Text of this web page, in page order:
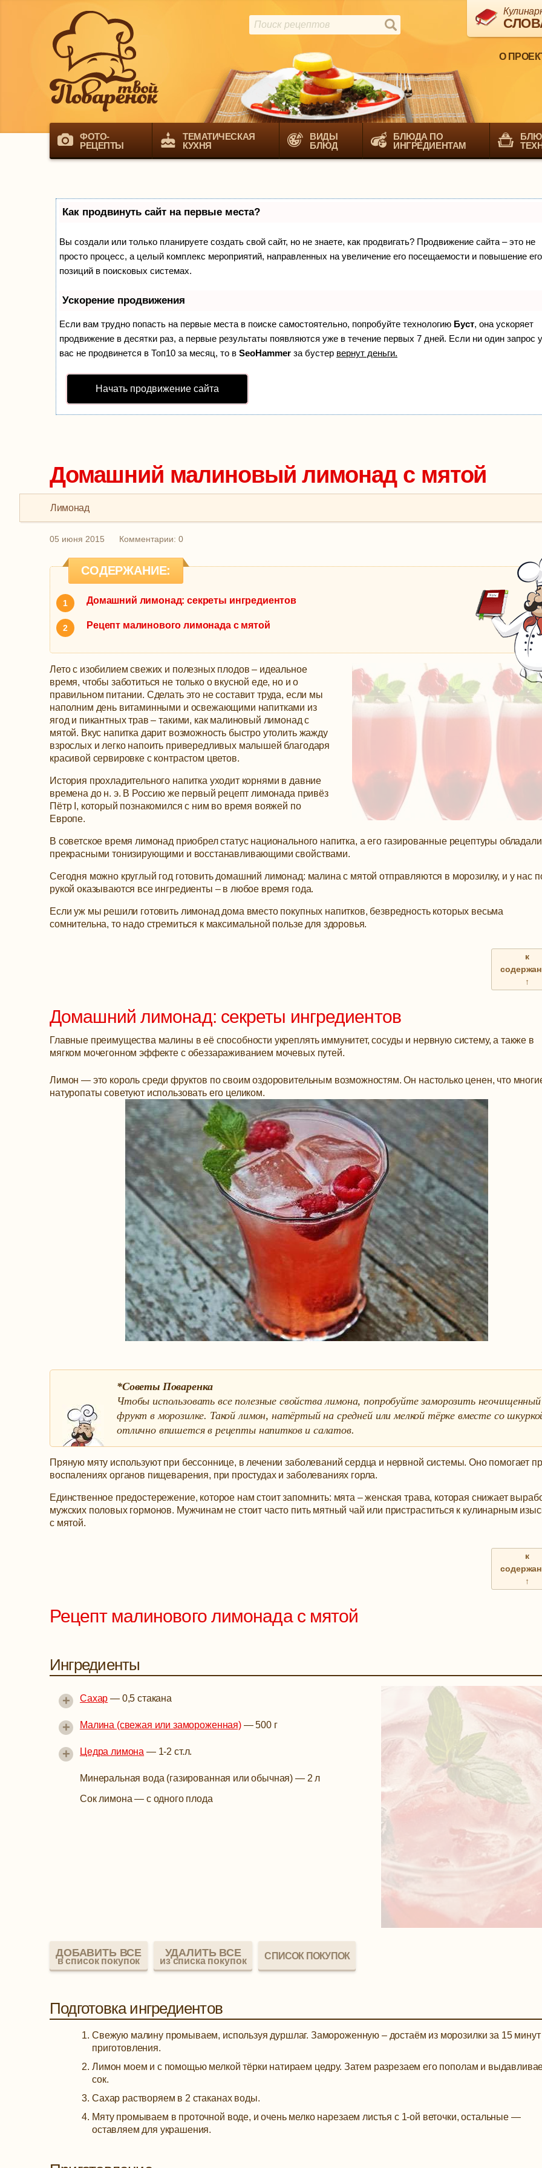
О
ФОТО-
РЕЦЕПТЫ
ТЕМАТИЧЕСКАЯ
КУХНЯ
ВИДЫ
БЛЮД
БЛЮДА ПО
ИНГРЕДИЕНТАМ
Как продвинуть сайт на первые места?
Вы создали или только планируете создать свой сайт, но не знаете, как продвигать? Продвижение сайта – это не
просто процесс, а целый комплекс мероприятий, направленных на увеличение его посещаемости и повышение его
позиций в поисковых системах.
Ускорение продвижения
Если вам трудно попасть на первые места в поиске самостоятельно, попробуйте технологию Буст, она ускоряет
продвижение в десятки раз, а первые результаты появляются уже в течение первых 7 дней. Если ни один запрос у
вас не продвинется в Топ10 за месяц, то в SeoHammer за бустер вернут деньги.
Начать продвижение сайта
Домашний малиновый лимонад с мятой
Лимонад
05 июня 2015 Комментарии: 0
СОДЕРЖАНИЕ:
Домашний лимонад: секреты ингредиентов
Рецепт малинового лимонада с мятой
Лето с изобилием свежих и полезных плодов – идеальное
время, чтобы заботиться не только о вкусной еде, но и о
правильном питании. Сделать это не составит труда, если мы
наполним день витаминными и освежающими напитками из
ягод и пикантных трав – такими, как малиновый лимонад с
мятой. Вкус напитка дарит возможность быстро утолить жажду
взрослых и легко напоить привередливых малышей благодаря
красивой сервировке с контрастом цветов.
История прохладительного напитка уходит корнями в давние
времена до н. э. В Россию же первый рецепт лимонада привёз
Пётр I, который познакомился с ним во время вояжей по
Европе.
В советское время лимонад приобрел статус национального напитка, а его газированные рецептуры обладали
прекрасными тонизирующими и восстанавливающими свойствами.
Сегодня можно круглый год готовить домашний лимонад: малина с мятой отправляются в морозилку, и у нас
рукой оказываются все ингредиенты – в любое время года.
Если уж мы решили готовить лимонад дома вместо покупных напитков, безвредность которых весьма
сомнительна, то надо стремиться к максимальной пользе для здоровья.
к
↑
Домашний лимонад: секреты ингредиентов
Главные преимущества малины в её способности укреплять иммунитет, сосуды и нервную систему, а также в
мягком мочегонном эффекте с обеззараживанием мочевых путей.
Лимон — это король среди фруктов по своим оздоровительным возможностям. Он настолько ценен, что
натуропаты советуют использовать его целиком.
*Советы Поваренка
Чтобы использовать все полезные свойства лимона, попробуйте заморозить неочищенный
фрукт в морозилке. Такой лимон, натёртый на средней или мелкой тёрке вместе со
отлично впишется в рецепты напитков и салатов.
Пряную мяту используют при бессоннице, в лечении заболеваний сердца и нервной системы. Оно помогает
воспалениях органов пищеварения, при простудах и заболеваниях горла.
Единственное предостережение, которое нам стоит запомнить: мята – женская трава, которая снижает
мужских половых гормонов. Мужчинам не стоит часто пить мятный чай или пристраститься к кулинарным
с мятой.
к
↑
Рецепт малинового лимонада с мятой
Ингредиенты
Сахар — 0,5 стакана
+
Малина (свежая или замороженная)—500 г
+
Цедра лимона — 1-2 ст.л.
+
Минеральная вода (газированная или обычная) — 2 л
Сок лимона — с одного плода
ДОБАВИТЬ ВСЕ
в список покупок
УДАЛИТЬ ВСЕ
из списка покупок СПИСОК ПОКУПОК
Подготовка ингредиентов
Свежую малину промываем, используя дуршлаг. Замороженную – достаём из морозилки за 15 минут
приготовления.
Лимон моем и с помощью мелкой тёрки натираем цедру. Затем разрезаем его пополам и
сок.
Сахар растворяем в 2 стаканах воды.
Мяту промываем в проточной воде, и очень мелко нарезаем листья с 1-ой веточки, остальные —
оставляем для украшения.